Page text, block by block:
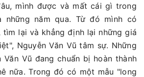
mình được và mất cái gì trong
những năm qua. Từ đó mình có
tìm lại và khẳng định lại những giá
Nguyễn Văn Vũ tâm sự. Những
Văn Vũ đang chuẩn bị hoàn thành
nữa. Trong đó có một mẫu "long